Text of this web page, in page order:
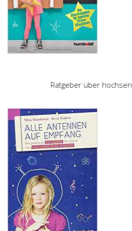
Ratgeber über